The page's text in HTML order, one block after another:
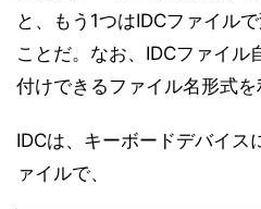
と、もう1つはIDCファイル
ことだ。なお、IDCファイル
付けできるファイル名形式を
IDCは、キーボードデバイス
ァイルで、